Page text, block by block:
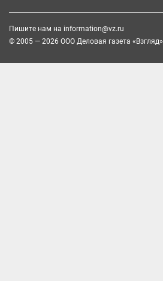
Пишите нам на information@vz.ru
© 2005 — 2026 ООО Деловая газета «Взгляд»